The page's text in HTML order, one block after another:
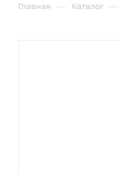
Главная — Каталог —